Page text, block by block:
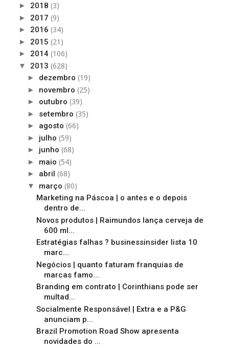
► 2018 (3)
► 2017 (9)
► 2016 (34)
► 2015 (21)
► 2014 (106)
▼ 2013 (628)
► dezembro (19)
► novembro (25)
► outubro (39)
► setembro (35)
► agosto (66)
► julho (59)
► junho (68)
► maio (54)
► abril (68)
▼ março (80)
Marketing na Páscoa | o antes e o depois
dentro de...
Novos produtos | Raimundos lança cerveja de
600 ml...
Estratégias falhas ? businessinsider lista 10
marc...
Negócios | quanto faturam franquias de
marcas famo...
Branding em contrato | Corinthians pode ser
multad...
Socialmente Responsável | Extra e a P&G
anunciam p...
Brazil Promotion Road Show apresenta
novidades do ...